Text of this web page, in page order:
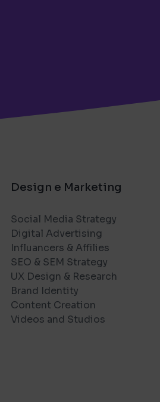
Design e Marketing
Social Media Strategy
Digital Advertising
Influancers & Affilies
SEO & SEM Strategy
UX Design & Research
Brand Identity
Content Creation
Videos and Studios